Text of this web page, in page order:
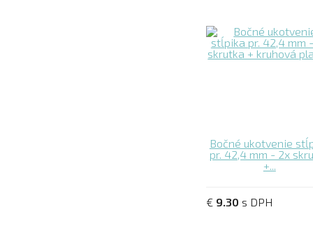
Bočné ukotvenie
pr. 42,4 mm - 2x
+...
€ 9.30 s DPH